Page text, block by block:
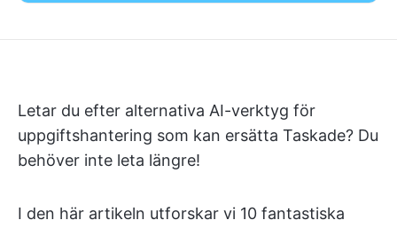
Letar du efter alternativa AI-verktyg för
uppgiftshantering som kan ersätta Taskade? Du
behöver inte leta längre!
I den här artikeln utforskar vi 10 fantastiska